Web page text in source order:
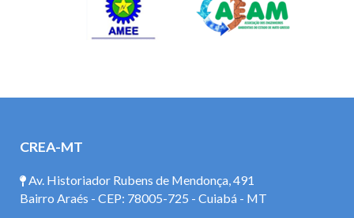
CREA-MT
Av. Historiador Rubens de Mendonça, 491
Bairro Araés - CEP: 78005-725 - Cuiabá - MT